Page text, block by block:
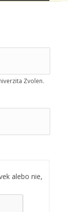
Zvolen.
alebo nie,